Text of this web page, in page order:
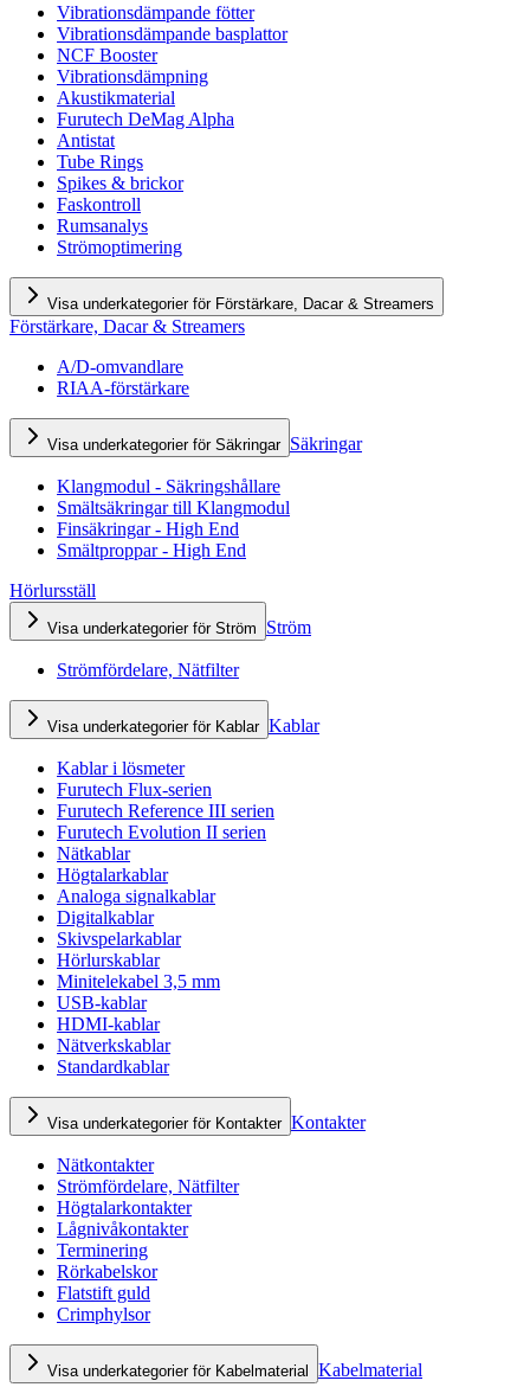
Vibrationsdämpande fötter
Vibrationsdämpande basplattor
NCF Booster
Vibrationsdämpning
Akustikmaterial
Furutech DeMag Alpha
Antistat
Tube Rings
Spikes & brickor
Faskontroll
Rumsanalys
Strömoptimering
Visa underkategorier för Förstärkare, Dacar & Streamers
Förstärkare, Dacar & Streamers
A/D-omvandlare
RIAA-förstärkare
Visa underkategorier för Säkringar Säkringar
Klangmodul - Säkringshållare
Smältsäkringar till Klangmodul
Finsäkringar - High End
Smältproppar - High End
Hörlursställ
Visa underkategorier för Ström Ström
Strömfördelare, Nätfilter
Visa underkategorier för Kablar Kablar
Kablar i lösmeter
Furutech Flux-serien
Furutech Reference III serien
Furutech Evolution II serien
Nätkablar
Högtalarkablar
Analoga signalkablar
Digitalkablar
Skivspelarkablar
Hörlurskablar
Minitelekabel 3,5 mm
USB-kablar
HDMI-kablar
Nätverkskablar
Standardkablar
Visa underkategorier för Kontakter Kontakter
Nätkontakter
Strömfördelare, Nätfilter
Högtalarkontakter
Lågnivåkontakter
Terminering
Rörkabelskor
Flatstift guld
Crimphylsor
Visa underkategorier för Kabelmaterial Kabelmaterial